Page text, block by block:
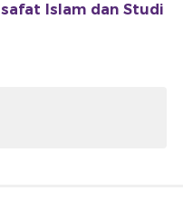
Islam dan Studi